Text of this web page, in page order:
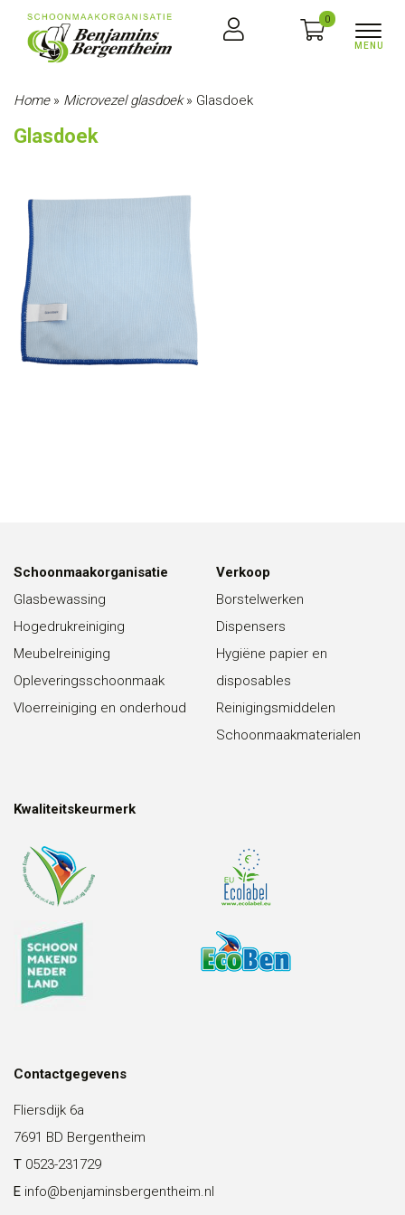
0
Home» Microvezel glasdoek» Glasdoek
Glasdoek
Schoonmaakorganisatie
Glasbewassing
Hogedrukreiniging
Meubelreiniging
Opleveringsschoonmaak
Vloerreiniging en onderhoud
Verkoop
Borstelwerken
Dispensers
Hygiëne papier en
disposables
Reinigingsmiddelen
Schoonmaakmaterialen
Kwaliteitskeurmerk
Contactgegevens
Fliersdijk 6a
7691 BD Bergentheim
T 0523-231729
E info@benjaminsbergentheim.nl